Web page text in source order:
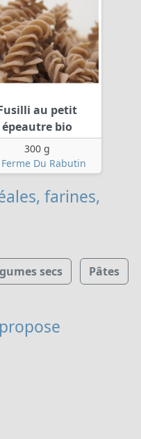
au petit
épeautre bio
300 g
Ferme Du Rabutin
farines,
secs Pâtes
propose